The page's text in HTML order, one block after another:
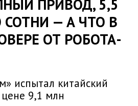
ПРИВОД, 5,5
— А ЧТО В
ОТ РОБОТА-
испытал китайский
9,1 млн